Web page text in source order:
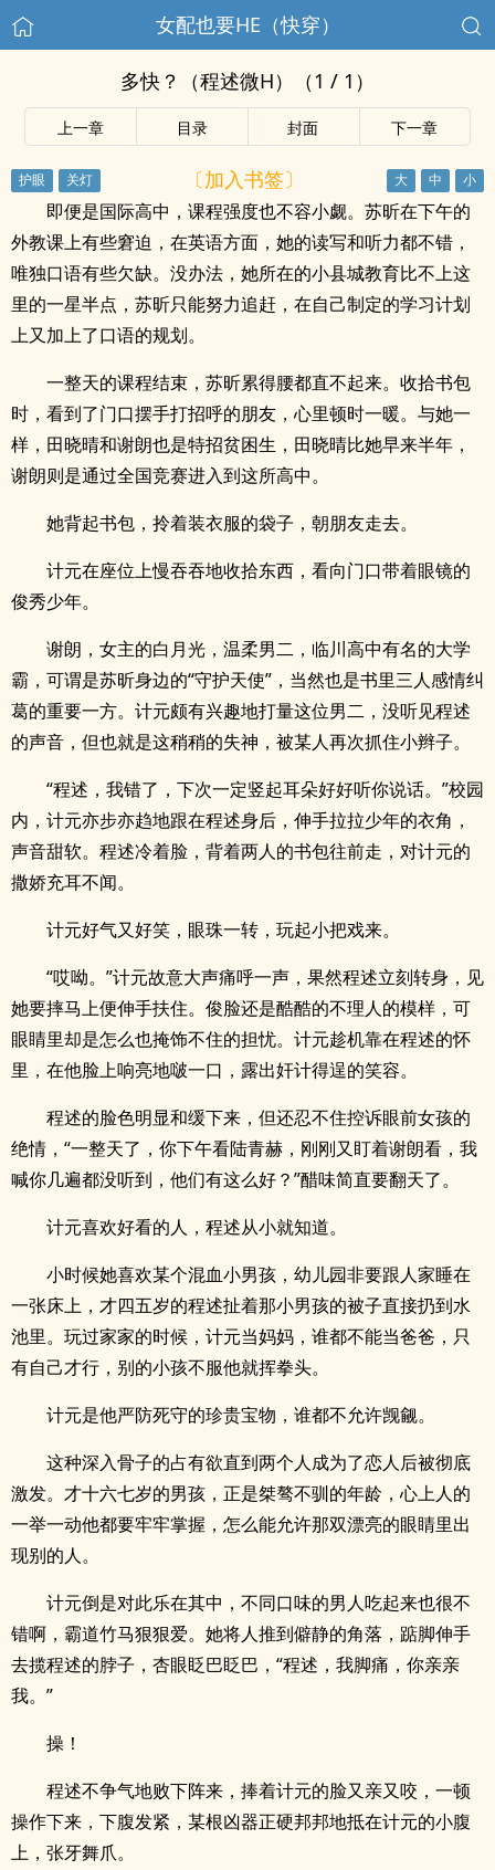
女配也要HE（快穿）
多快？（程述微H）（1 / 1）
上一章 目录 封面 下一章
〔加入书签〕
即便是国际高中，课程强度也不容小觑。苏昕在下午的
外教课上有些窘迫，在英语方面，她的读写和听力都不错，
唯独口语有些欠缺。没办法，她所在的小县城教育比不上这
里的一星半点，苏昕只能努力追赶，在自己制定的学习计划
上又加上了口语的规划。
一整天的课程结束，苏昕累得腰都直不起来。收拾书包
时，看到了门口摆手打招呼的朋友，心里顿时一暖。与她一
样，田晓晴和谢朗也是特招贫困生，田晓晴比她早来半年，
谢朗则是通过全国竞赛进入到这所高中。
她背起书包，拎着装衣服的袋子，朝朋友走去。
计元在座位上慢吞吞地收拾东西，看向门口带着眼镜的
俊秀少年。
谢朗，女主的白月光，温柔男二，临川高中有名的大学
霸，可谓是苏昕身边的“守护天使”，当然也是书里三人感情纠
葛的重要一方。计元颇有兴趣地打量这位男二，没听见程述
的声音，但也就是这稍稍的失神，被某人再次抓住小辫子。
“程述，我错了，下次一定竖起耳朵好好听你说话。”校园
内，计元亦步亦趋地跟在程述身后，伸手拉拉少年的衣角，
声音甜软。程述冷着脸，背着两人的书包往前走，对计元的
撒娇充耳不闻。
计元好气又好笑，眼珠一转，玩起小把戏来。
“哎呦。”计元故意大声痛呼一声，果然程述立刻转身，见
她要摔马上便伸手扶住。俊脸还是酷酷的不理人的模样，可
眼睛里却是怎么也掩饰不住的担忧。计元趁机靠在程述的怀
里，在他脸上响亮地啵一口，露出奸计得逞的笑容。
程述的脸色明显和缓下来，但还忍不住控诉眼前女孩的
绝情，“一整天了，你下午看陆青赫，刚刚又盯着谢朗看，我
喊你几遍都没听到，他们有这么好？”醋味简直要翻天了。
计元喜欢好看的人，程述从小就知道。
小时候她喜欢某个混血小男孩，幼儿园非要跟人家睡在
一张床上，才四五岁的程述扯着那小男孩的被子直接扔到水
池里。玩过家家的时候，计元当妈妈，谁都不能当爸爸，只
有自己才行，别的小孩不服他就挥拳头。
计元是他严防死守的珍贵宝物，谁都不允许觊觎。
这种深入骨子的占有欲直到两个人成为了恋人后被彻底
激发。才十六七岁的男孩，正是桀骜不驯的年龄，心上人的
一举一动他都要牢牢掌握，怎么能允许那双漂亮的眼睛里出
现别的人。
计元倒是对此乐在其中，不同口味的男人吃起来也很不
错啊，霸道竹马狠狠爱。她将人推到僻静的角落，踮脚伸手
去揽程述的脖子，杏眼眨巴眨巴，“程述，我脚痛，你亲亲
我。”
操！
程述不争气地败下阵来，捧着计元的脸又亲又咬，一顿
操作下来，下腹发紧，某根凶器正硬邦邦地抵在计元的小腹
上，张牙舞爪。